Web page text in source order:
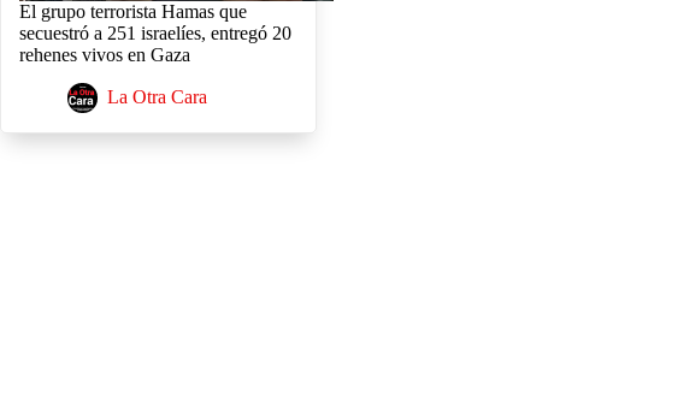
El grupo terrorista Hamas que
secuestró a 251 israelíes, entregó 20
rehenes vivos en Gaza
La Otra Cara